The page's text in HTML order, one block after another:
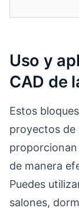
Uso y
CAD de
Estos
proyectos de
proporcionan
de manera
Puedes
salones,